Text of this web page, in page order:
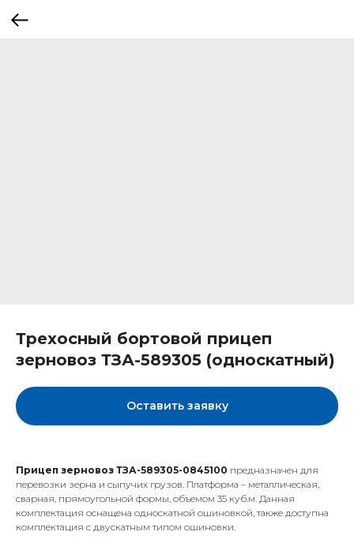
Трехосный бортовой прицеп
зерновоз ТЗА-589305 (односкатный)
Оставить заявку
Прицеп зерновоз ТЗА-589305-0845100 предназначен для
перевозки зерна и сыпучих грузов. Платформа – металлическая,
сварная, прямоугольной формы, объемом 35 куб.м. Данная
комплектация оснащена односкатной ошиновкой, также доступна
комплектация с двускатным типом ошиновки.